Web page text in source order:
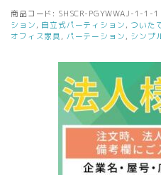
W1200
H1541
商品コード: SHSCR-PGYWWAJ-1-1-1
ション , 自立式パーティション , ついた
オフィス家具 , パーテーション , シンプ